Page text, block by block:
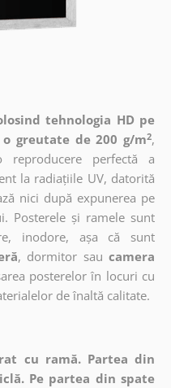
tehnologia HD pe
greutate de 200 g/m2,
perfectă a
la radiațiile UV, datorită
nici după expunerea pe
Posterele și ramele sunt
inodore, așa că sunt
, dormitor sau camera
posterelor în locuri cu
de înaltă calitate.
cu ramă. Partea din
Pe partea din spate